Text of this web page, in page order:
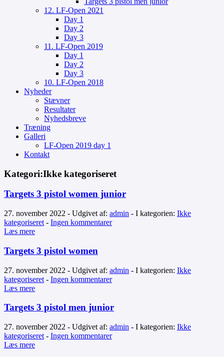
12. LF-Open 2021
Day 1
Day 2
Day 3
11. LF-Open 2019
Day 1
Day 2
Day 3
10. LF-Open 2018
Nyheder
Stævner
Resultater
Nyhedsbreve
Træning
Galleri
LF-Open 2019 day 1
Kontakt
Kategori:Ikke kategoriseret
Targets 3 pistol women junior
27. november 2022 - Udgivet af: admin - I kategorien: Ikke
kategoriseret - Ingen kommentarer
Læs mere
Targets 3 pistol women
27. november 2022 - Udgivet af: admin - I kategorien: Ikke
kategoriseret - Ingen kommentarer
Læs mere
Targets 3 pistol men junior
27. november 2022 - Udgivet af: admin - I kategorien: Ikke
kategoriseret - Ingen kommentarer
Læs mere